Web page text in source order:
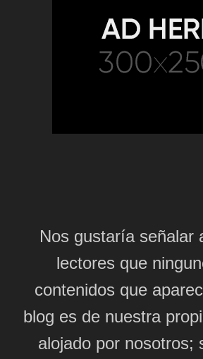
Nos gustaría señalar
lectores que
contenidos que
blog es de nuestra
alojado por nosotros;